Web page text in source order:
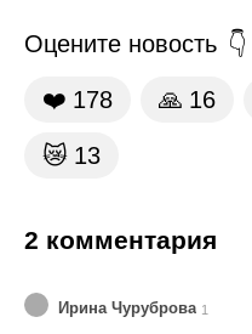
Оцените новость
❤️ 178 🙏 16
😿 13
2 комментария
Ирина Чуруброва 1